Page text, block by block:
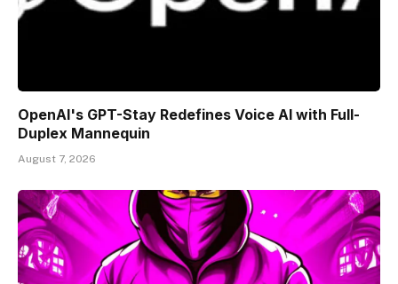
OpenAI's GPT-Stay Redefines Voice AI with Full-
Duplex Mannequin
August 7, 2026